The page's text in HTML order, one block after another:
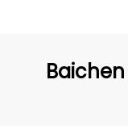
Baichen